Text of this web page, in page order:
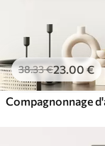
38.33€23.00 €